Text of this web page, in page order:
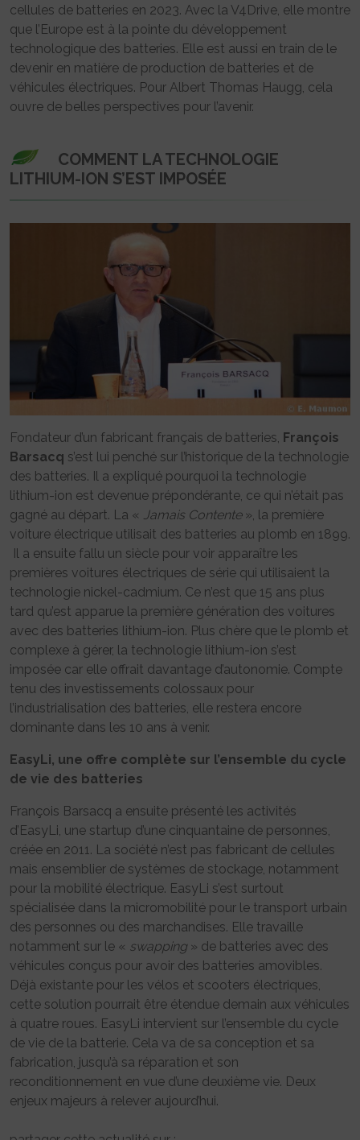
cellules de batteries en 2023. Avec la V4Drive, elle montre
que l’Europe est à la pointe du développement
technologique des batteries. Elle est aussi en train de le
devenir en matière de production de batteries et de
véhicules électriques. Pour Albert Thomas Haugg, cela
ouvre de belles perspectives pour l’avenir.
COMMENT LA TECHNOLOGIE
LITHIUM-ION S’EST IMPOSÉE
Fondateur d’un fabricant français de batteries, François
Barsacq s’est lui penché sur l’historique de la technologie
des batteries. Il a expliqué pourquoi la technologie
lithium-ion est devenue prépondérante, ce qui n’était pas
gagné au départ. La « Jamais Contente», la première
voiture électrique utilisait des batteries au plomb en 1899.
Il a ensuite fallu un siècle pour voir apparaître les
premières voitures électriques de série qui utilisaient la
technologie nickel-cadmium. Ce n’est que 15 ans plus
tard qu’est apparue la première génération des voitures
avec des batteries lithium-ion. Plus chère que le plomb et
complexe à gérer, la technologie lithium-ion s’est
imposée car elle offrait davantage d’autonomie. Compte
tenu des investissements colossaux pour
l’industrialisation des batteries, elle restera encore
dominante dans les 10 ans à venir.
EasyLi, une offre complète sur l’ensemble du cycle
de vie des batteries
François Barsacq a ensuite présenté les activités
d’EasyLi, une startup d’une cinquantaine de personnes,
créée en 2011. La société n’est pas fabricant de cellules
mais ensemblier de systèmes de stockage, notamment
pour la mobilité électrique. EasyLi s’est surtout
spécialisée dans la micromobilité pour le transport urbain
des personnes ou des marchandises. Elle travaille
notamment sur le « swapping» de batteries avec des
véhicules conçus pour avoir des batteries amovibles.
Déjà existante pour les vélos et scooters électriques,
cette solution pourrait être étendue demain aux véhicules
à quatre roues. EasyLi intervient sur l’ensemble du cycle
de vie de la batterie. Cela va de sa conception et sa
fabrication, jusqu’à sa réparation et son
reconditionnement en vue d’une deuxième vie. Deux
enjeux majeurs à relever aujourd’hui.